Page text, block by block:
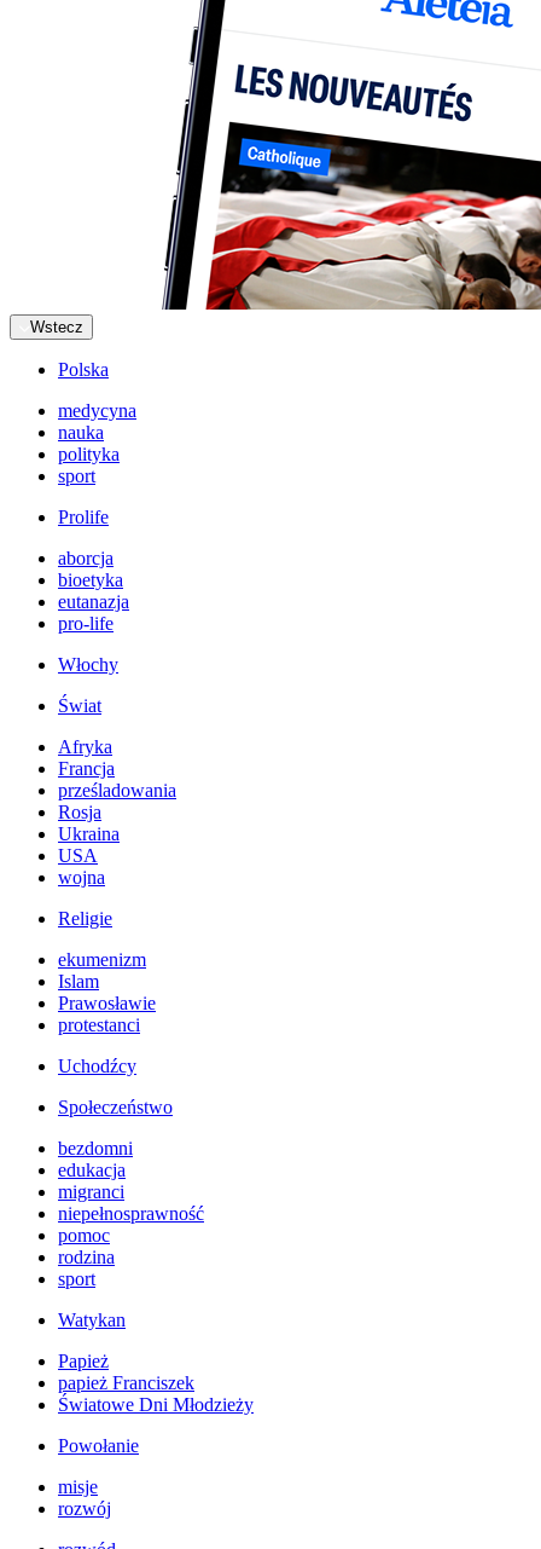
Wstecz
Polska
medycyna
nauka
polityka
sport
Prolife
aborcja
bioetyka
eutanazja
pro-life
Włochy
Świat
Afryka
Francja
prześladowania
Rosja
Ukraina
USA
wojna
Religie
ekumenizm
Islam
Prawosławie
protestanci
Uchodźcy
Społeczeństwo
bezdomni
edukacja
migranci
niepełnosprawność
pomoc
rodzina
sport
Watykan
Papież
papież Franciszek
Światowe Dni Młodzieży
Powołanie
misje
rozwój